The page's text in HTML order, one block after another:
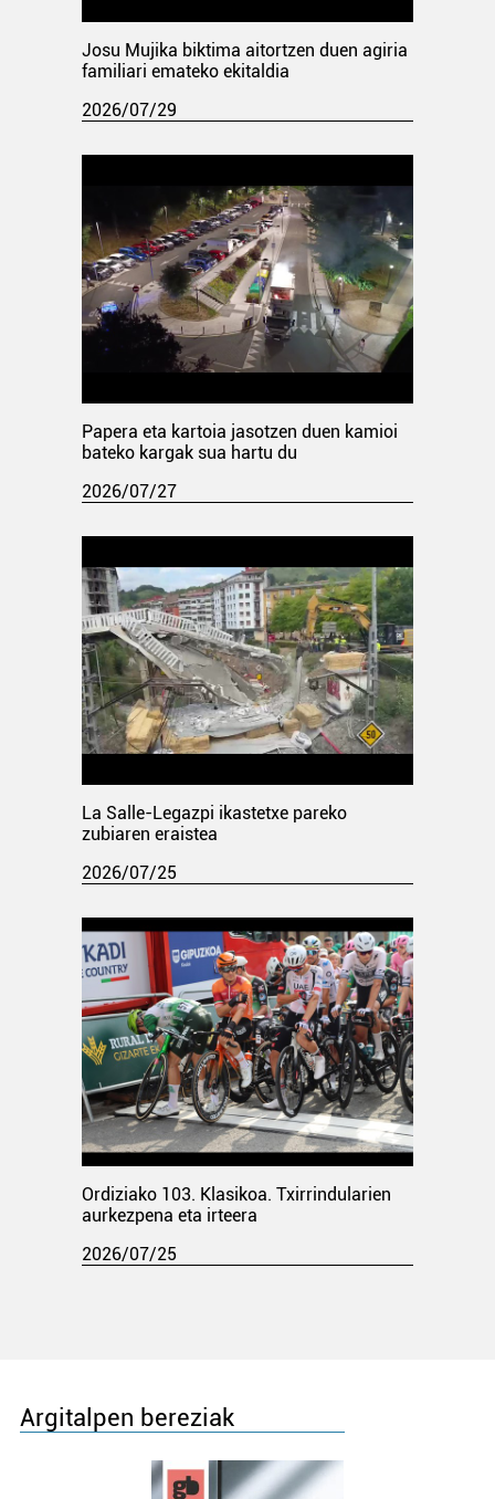
Josu Mujika biktima aitortzen duen agiria
familiari emateko ekitaldia
2026/07/29
Papera eta kartoia jasotzen duen kamioi
bateko kargak sua hartu du
2026/07/27
La Salle-Legazpi ikastetxe pareko
zubiaren eraistea
2026/07/25
Ordiziako 103. Klasikoa. Txirrindularien
aurkezpena eta irteera
2026/07/25
Argitalpen bereziak